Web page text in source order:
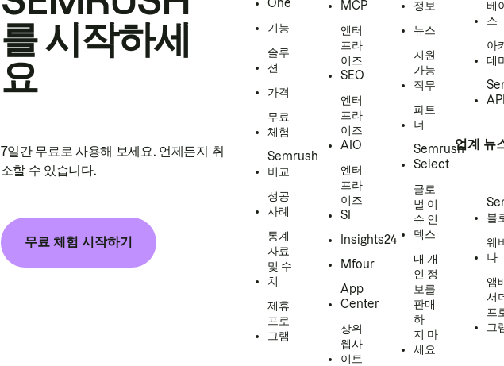
를 시작하세
요
7일간 무료로 사용해 보세요. 언제든지 취
소할 수 있습니다.
무료 체험 시작하기
One
기능
솔루
션
가격
무료
체험
Semrush
비교
성공
사례
통계
자료
및 수
치
제휴
프로
그램
MCP
엔터
프라
이즈
SEO
엔터
프라
이즈
AIO
엔터
프라
이즈
SI
Insights24
Mfour
App
Center
상위
웹사
이트
정보
뉴스
지원
가능
직무
파트
너
Semrush
Select
글로
벌 이
슈 인
덱스
내 개
인 정
보를
판매
하
지 마
세요
베
스
아
데
업계 뉴
블
웨
나
앰
서
프
그